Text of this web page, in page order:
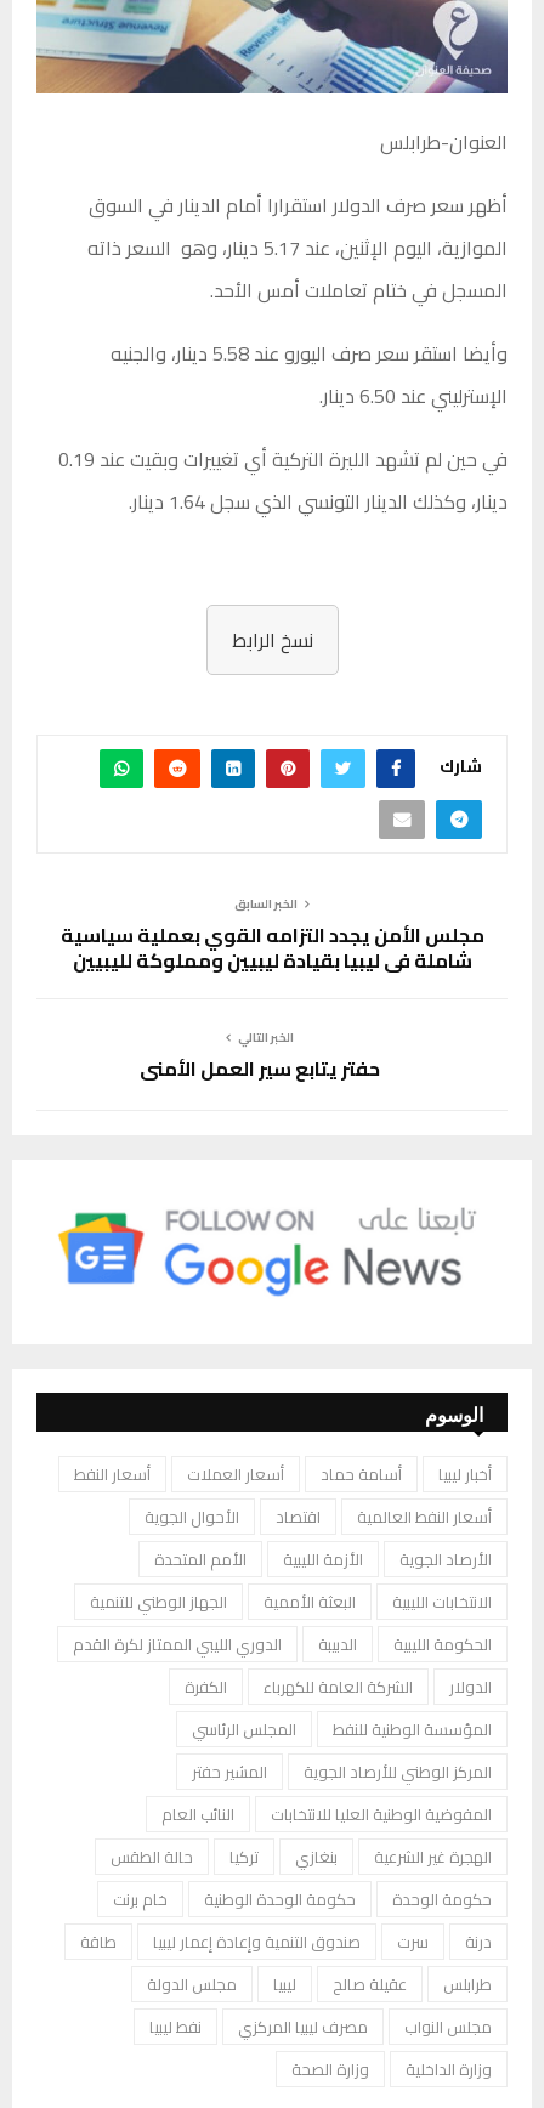
العنوان-طرابلس
أظهر سعر صرف الدولار استقرارا أمام الدينار في السوق
الموازية، اليوم الإثنين، عند 5.17 دينار، وهو السعر ذاته
المسجل في ختام تعاملات أمس الأحد.
وأيضا استقر سعر صرف اليورو عند 5.58 دينار، والجنيه
الإسترليني عند 6.50 دينار.
في حين لم تشهد الليرة التركية أي تغييرات وبقيت عند 0.19
دينار، وكذلك الدينار التونسي الذي سجل 1.64 دينار.
نسخ الرابط
شارك
الخبر السابق
مجلس الأمن يجدد التزامه القوي بعملية سياسية
شاملة في ليبيا بقيادة ليبيين ومملوكة لليبيين
الخبر التالي
حفتر يتابع سير العمل الأمني
الوسوم
أخبار ليبيا أسامة حماد أسعار العملات
أسعار النفط
أسعار النفط العالمية
اقتصاد
الأحوال الجوية
الأرصاد الجوية
الأزمة الليبية
الأمم المتحدة
الانتخابات الليبية
البعثة الأممية
الجهاز الوطني للتنمية
الحكومة الليبية
الدبيبة
الدوري الليبي الممتاز لكرة القدم
الدولار
الشركة العامة للكهرباء
الكفرة
المؤسسة الوطنية للنفط
المجلس الرئاسي
المركز الوطني للأرصاد الجوية
المشير حفتر
المفوضية الوطنية العليا للانتخابات
النائب العام
الهجرة غير الشرعية
بنغازي تركيا
حالة الطقس
حكومة الوحدة
حكومة الوحدة الوطنية
خام برنت
درنة
سرت صندوق التنمية وإعادة إعمار ليبيا
طاقة
طرابلس
عقيلة صالح ليبيا
مجلس الدولة
مجلس النواب
مصرف ليبيا المركزي
نفط ليبيا
وزارة الداخلية
وزارة الصحة